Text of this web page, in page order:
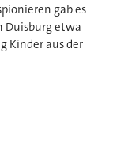
gab es
Duisburg etwa
Kinder aus der